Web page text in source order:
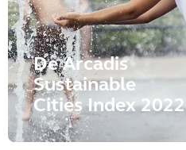
De Arcadis
Sustainable
Cities Index 2022